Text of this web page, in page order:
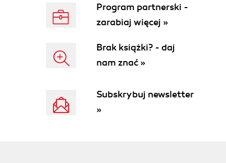
Program partnerski -
zarabiaj więcej »
Brak książki? - daj
nam znać »
Subskrybuj newsletter
»